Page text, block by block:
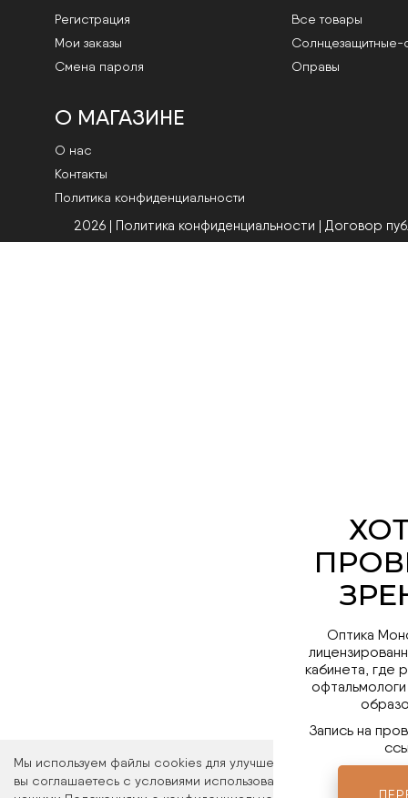
Мы используем файлы cookies для улучшения работы сайта.
вы соглашаетесь с условиями использования файлов cookies.
Регистрация
Мои заказы
Смена пароля
Все товары
Cолнцезащитные-
Оправы
О МАГАЗИНЕ
О нас
Контакты
Политика конфиденциальности
2026 | Политика конфиденциальности | Договор
Оптика
кабинета, где
Запись на